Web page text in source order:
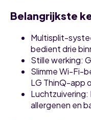
Belangrijkste
Multisplit-
bedient drie
Stille werking:
Slimme Wi-Fi-
LG ThinQ-app
Luchtzuivering:
allergenen en